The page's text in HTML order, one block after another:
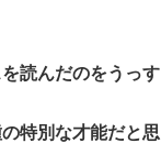
読んだのをうっ
特別な才能だと思